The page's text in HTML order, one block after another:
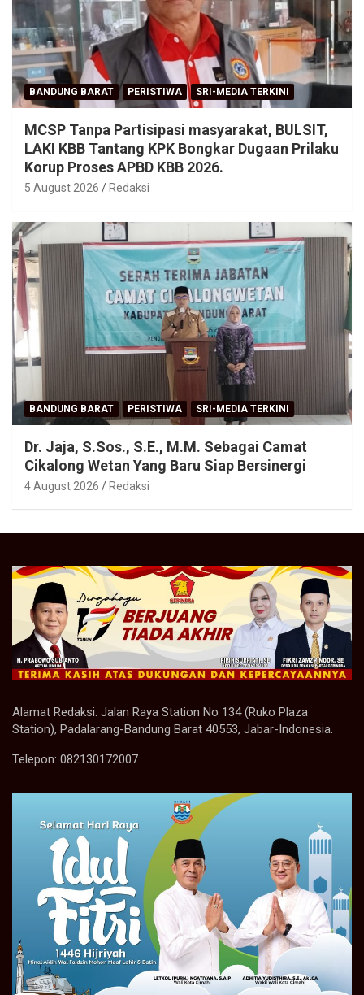
BANDUNG BARAT PERISTIWA SRI-MEDIA TERKINI
MCSP Tanpa Partisipasi masyarakat, BULSIT,
LAKI KBB Tantang KPK Bongkar Dugaan Prilaku
Korup Proses APBD KBB 2026.
5 August 2026 Redaksi
BANDUNG BARAT PERISTIWA SRI-MEDIA TERKINI
Dr. Jaja, S.Sos., S.E., M.M. Sebagai Camat
Cikalong Wetan Yang Baru Siap Bersinergi
4 August 2026 Redaksi
Alamat Redaksi: Jalan Raya Station No 134 (Ruko Plaza
Station), Padalarang-Bandung Barat 40553, Jabar-Indonesia.
Telepon: 082130172007